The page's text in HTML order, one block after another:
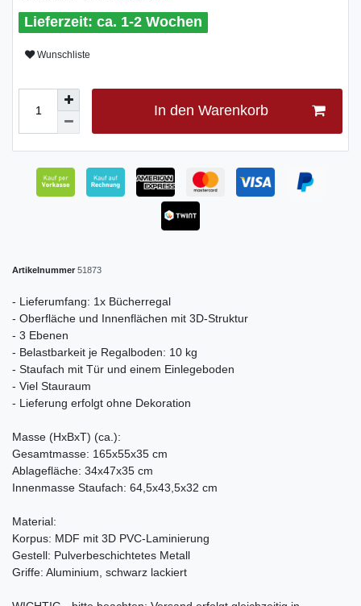
ca. 1-2 Wochen
Wunschliste
In den Warenkorb
Artikelnummer 51873
- Lieferumfang: 1x Bücherregal
- Oberfläche und Innenflächen mit 3D-Struktur
- 3 Ebenen
- Belastbarkeit je Regalboden: 10 kg
- Staufach mit Tür und einem Einlegeboden
- Viel Stauraum
- Lieferung erfolgt ohne Dekoration
Masse (HxBxT) (ca.):
Gesamtmasse: 165x55x35 cm
Ablagefläche: 34x47x35 cm
Innenmasse Staufach: 64,5x43,5x32 cm
Material:
Korpus: MDF mit 3D PVC-Laminierung
Gestell: Pulverbeschichtetes Metall
Griffe: Aluminium, schwarz lackiert